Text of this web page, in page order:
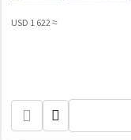
≈ 1 622 USD